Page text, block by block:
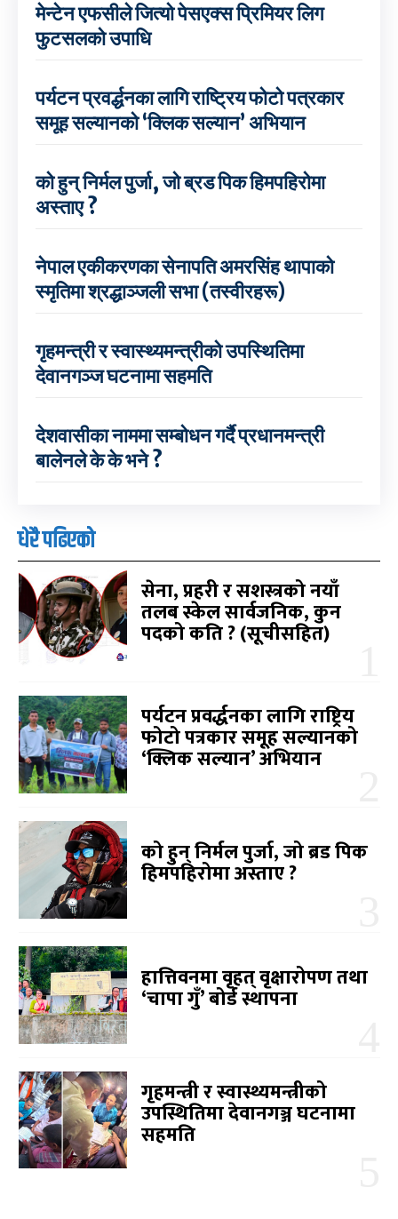
मेन्टेन एफसीले जित्यो पेसएक्स प्रिमियर लिग
फुटसलको उपाधि
पर्यटन प्रवर्द्धनका लागि राष्ट्रिय फोटो पत्रकार
समूह सल्यानको ‘क्लिक सल्यान’ अभियान
को हुन् निर्मल पुर्जा, जो ब्रड पिक हिमपहिरोमा
अस्ताए ?
नेपाल एकीकरणका सेनापति अमरसिंह थापाको
स्मृतिमा श्रद्धाञ्जली सभा (तस्वीरहरू)
गृहमन्त्री र स्वास्थ्यमन्त्रीको उपस्थितिमा
देवानगञ्ज घटनामा सहमति
देशवासीका नाममा सम्बोधन गर्दै प्रधानमन्त्री
बालेनले के के भने ?
धेरै पढिएको
सेना, प्रहरी र सशस्त्रको नयाँ
तलब स्केल सार्वजनिक, कुन
पदको कति ? (सूचीसहित)
पर्यटन प्रवर्द्धनका लागि राष्ट्रिय
फोटो पत्रकार समूह सल्यानको
‘क्लिक सल्यान’ अभियान
को हुन् निर्मल पुर्जा, जो ब्रड पिक
हिमपहिरोमा अस्ताए ?
हात्तिवनमा वृहत् वृक्षारोपण तथा
‘चापा गुँ’ बोर्ड स्थापना
गृहमन्त्री र स्वास्थ्यमन्त्रीको
उपस्थितिमा देवानगञ्ज घटनामा
सहमति